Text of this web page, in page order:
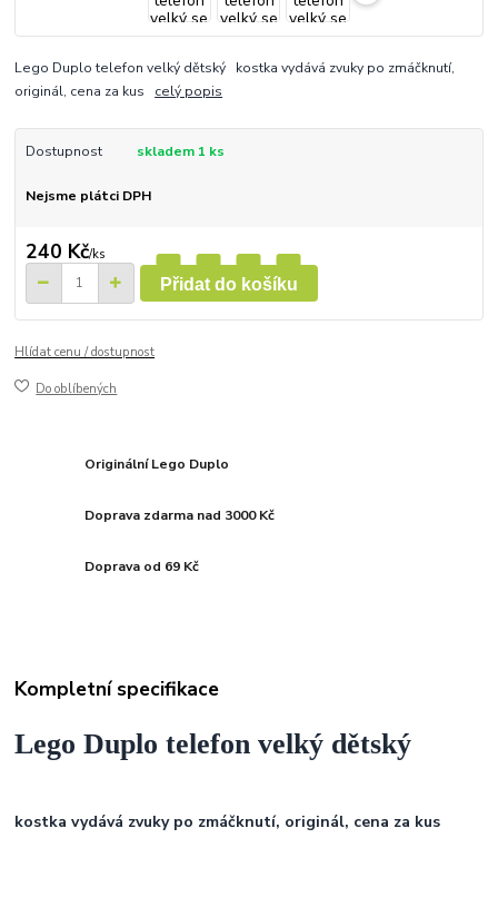
Lego Duplo telefon velký dětský kostka vydává zvuky po zmáčknutí,
originál, cena za kus celý popis
Dostupnost skladem 1 ks
Nejsme plátci DPH
240 Kč/ks
Přidat do košíku
Hlídat cenu / dostupnost
Do oblíbených
Originální Lego Duplo
Doprava zdarma nad 3000 Kč
Doprava od 69 Kč
Kompletní specifikace
Lego Duplo telefon velký dětský
kostka vydává zvuky po zmáčknutí, originál, cena za kus